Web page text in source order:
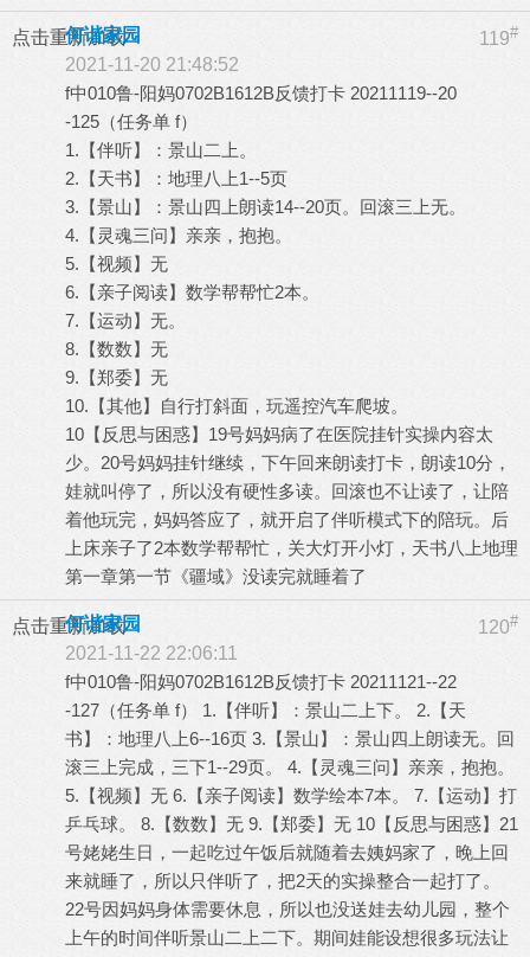
点击重新加载 119#
何谐家园
2021-11-20 21:48:52
f中010鲁-阳妈0702B1612B反馈打卡 20211119--20
-125（任务单 f）
1.【伴听】：景山二上。
2.【天书】：地理八上1--5页
3.【景山】：景山四上朗读14--20页。回滚三上无。
4.【灵魂三问】亲亲，抱抱。
5.【视频】无
6.【亲子阅读】数学帮帮忙2本。
7.【运动】无。
8.【数数】无
9.【郑委】无
10.【其他】自行打斜面，玩遥控汽车爬坡。
10【反思与困惑】19号妈妈病了在医院挂针实操内容太
少。20号妈妈挂针继续，下午回来朗读打卡，朗读10分，
娃就叫停了，所以没有硬性多读。回滚也不让读了，让陪
着他玩完，妈妈答应了，就开启了伴听模式下的陪玩。后
上床亲子了2本数学帮帮忙，关大灯开小灯，天书八上地理
第一章第一节《疆域》没读完就睡着了
点击重新加载 120#
何谐家园
2021-11-22 22:06:11
f中010鲁-阳妈0702B1612B反馈打卡 20211121--22
-127（任务单 f） 1.【伴听】：景山二上下。 2.【天
书】：地理八上6--16页 3.【景山】：景山四上朗读无。回
滚三上完成，三下1--29页。 4.【灵魂三问】亲亲，抱抱。
5.【视频】无 6.【亲子阅读】数学绘本7本。 7.【运动】打
乒乓球。 8.【数数】无 9.【郑委】无 10【反思与困惑】21
号姥姥生日，一起吃过午饭后就随着去姨妈家了，晚上回
来就睡了，所以只伴听了，把2天的实操整合一起打了。
22号因妈妈身体需要休息，所以也没送娃去幼儿园，整个
上午的时间伴听景山二上二下。期间娃能设想很多玩法让